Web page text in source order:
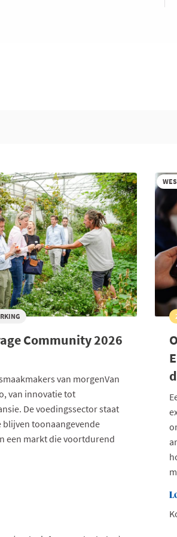
Community 2026
van morgenVan
van innovatie tot
De voedingssector staat
blijven toonaangevende
een markt die voortdurend